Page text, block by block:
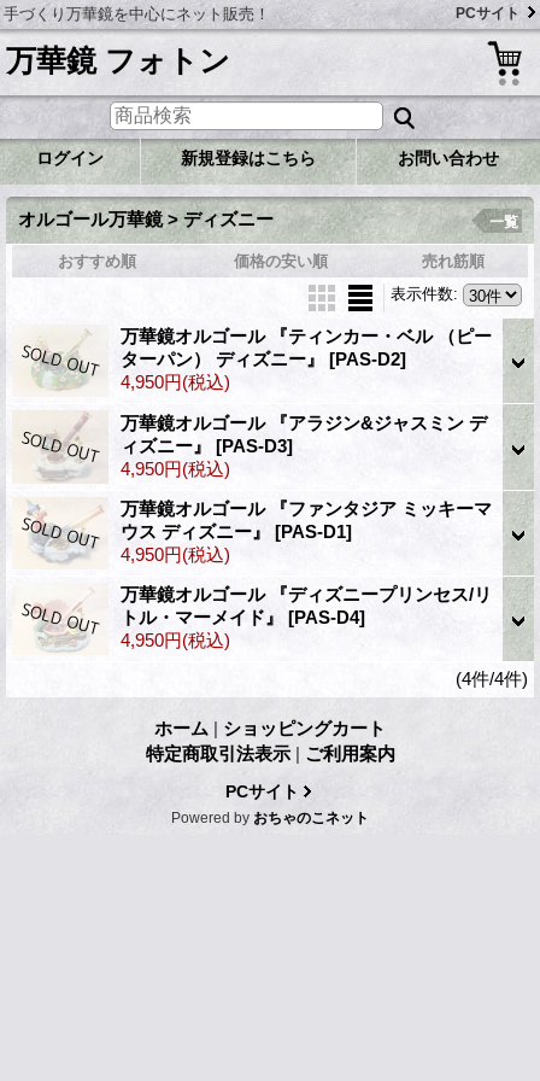
手づくり万華鏡を中心にネット販売！ PCサイト
万華鏡 フォトン
ログイン 新規登録はこちら お問い合わせ
オルゴール万華鏡 > ディズニー 一覧
おすすめ順 価格の安い順
売れ筋順
表示件数:
万華鏡オルゴール 『ティンカー・ベル （ピー
ターパン） ディズニー』 [PAS-D2]
4,950円(税込)
万華鏡オルゴール 『アラジン&ジャスミン デ
ィズニー』 [PAS-D3]
4,950円(税込)
万華鏡オルゴール 『ファンタジア ミッキーマ
ウス ディズニー』 [PAS-D1]
4,950円(税込)
万華鏡オルゴール 『ディズニープリンセス/リ
トル・マーメイド』 [PAS-D4]
4,950円(税込)
(4件/4件)
ホーム | ショッピングカート
特定商取引法表示 | ご利用案内
PCサイト
Powered by おちゃのこネット